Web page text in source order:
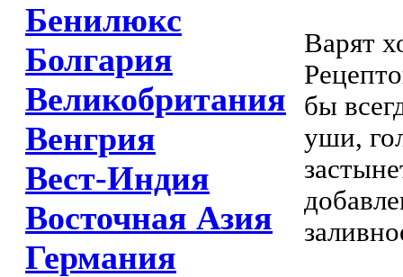
Бенилюкс
Болгария
Великобритания
Венгрия
Вест-Индия
Восточная Азия
Германия
Варят
бы
уши,